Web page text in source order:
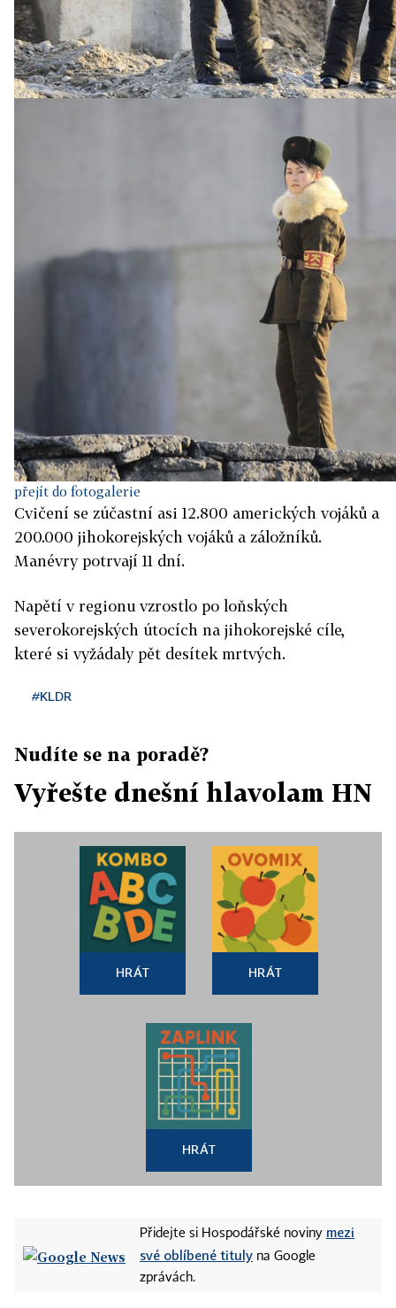
přejít do fotogalerie
Cvičení se zúčastní asi 12.800 amerických vojáků a
200.000 jihokorejských vojáků a záložníků.
Manévry potrvají 11 dní.
Napětí v regionu vzrostlo po loňských
severokorejských útocích na jihokorejské cíle,
které si vyžádaly pět desítek mrtvých.
#KLDR
Nudíte se na poradě?
Vyřešte dnešní hlavolam HN
HRÁT HRÁT
HRÁT
Přidejte si Hospodářské noviny mezi
své oblíbené tituly na Google
zprávách.